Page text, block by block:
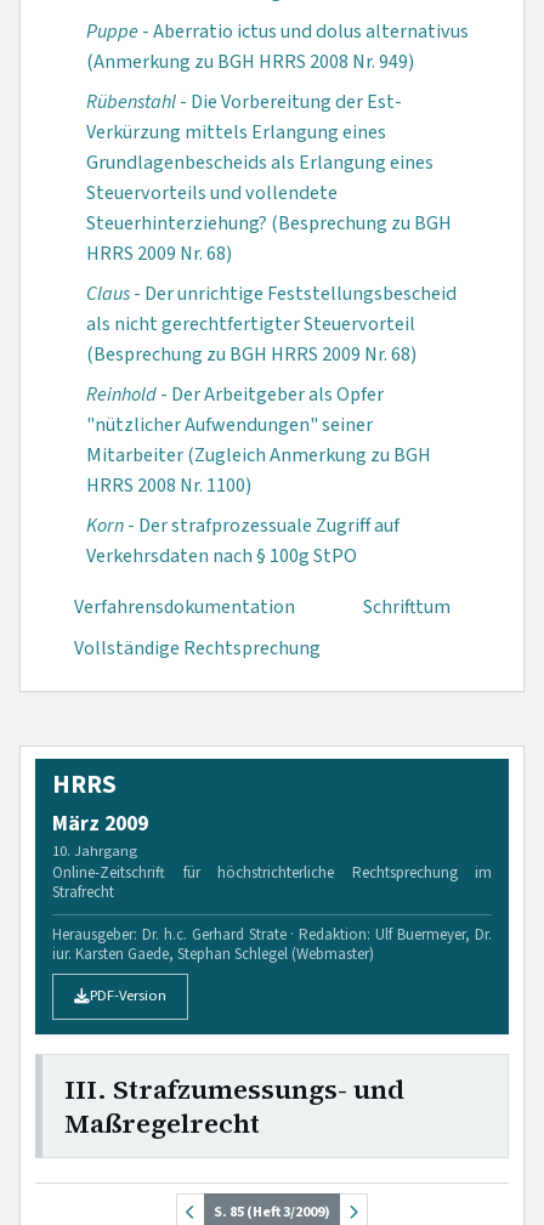
Puppe- Aberratio ictus und dolus alternativus
(Anmerkung zu BGH HRRS 2008 Nr. 949)
Rübenstahl- Die Vorbereitung der Est-
Verkürzung mittels Erlangung eines
Grundlagenbescheids als Erlangung eines
Steuervorteils und vollendete
Steuerhinterziehung? (Besprechung zu BGH
HRRS 2009 Nr. 68)
Claus- Der unrichtige Feststellungsbescheid
als nicht gerechtfertigter Steuervorteil
(Besprechung zu BGH HRRS 2009 Nr. 68)
Reinhold- Der Arbeitgeber als Opfer
"nützlicher Aufwendungen" seiner
Mitarbeiter (Zugleich Anmerkung zu BGH
HRRS 2008 Nr. 1100)
Korn- Der strafprozessuale Zugriff auf
Verkehrsdaten nach § 100g StPO
Verfahrensdokumen­tation
Schrifttum
Vollständige Rechtsprechung
HRRS
März 2009
10. Jahrgang
Online-Zeitschrift für höchstrichterliche Rechtsprechung im
Strafrecht
Herausgeber: Dr. h.c. Gerhard Strate · Redaktion: Ulf Buermeyer, Dr.
iur. Karsten Gaede, Stephan Schlegel (Webmaster)
PDF-Version
III. Strafzumessungs- und
Maßregelrecht
S. 85 (Heft 3/2009)